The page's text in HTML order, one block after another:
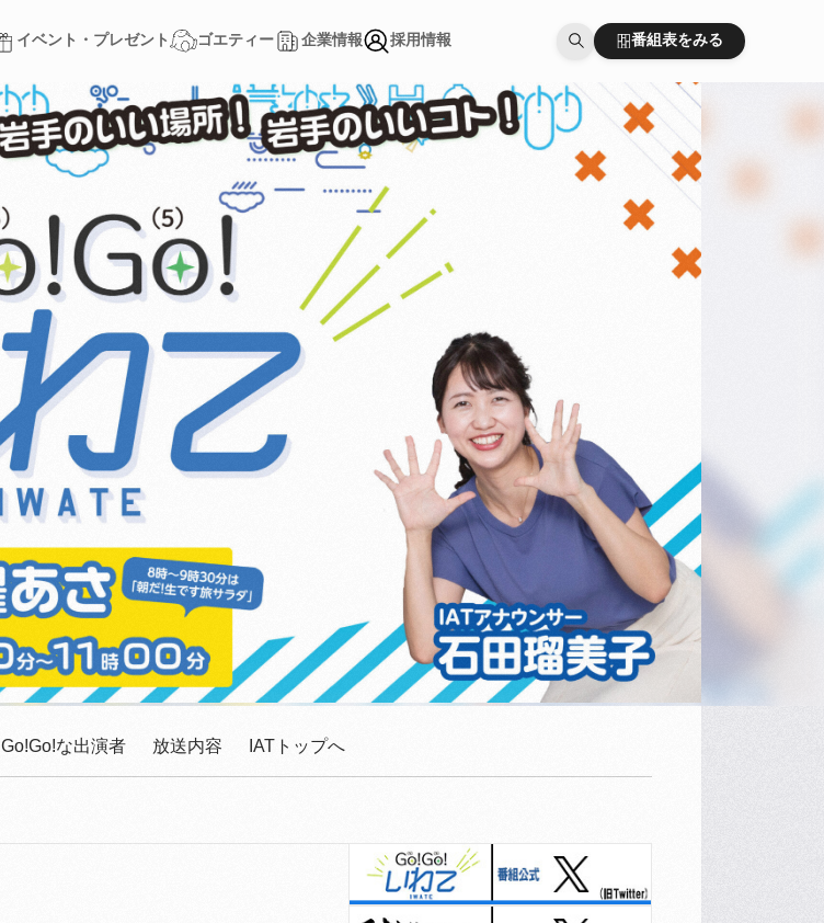
イベント・プレゼント
ゴエティー
企業情報
採用情報
番組表をみる
番組表をみる
Go!Go!な出演者 放送内容 IATトップへ